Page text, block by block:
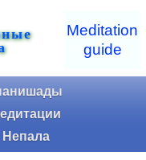
Meditation
guide